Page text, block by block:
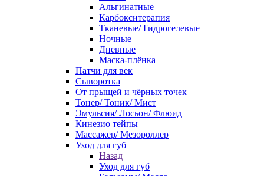
Альгинатные
Карбокситерапия
Тканевые/ Гидрогелевые
Ночные
Дневные
Маска-плёнка
Патчи для век
Сыворотка
От прыщей и чёрных точек
Тонер/ Тоник/ Мист
Эмульсия/ Лосьон/ Флюид
Кинезио тейпы
Массажер/ Мезороллер
Уход для губ
Назад
Уход для губ